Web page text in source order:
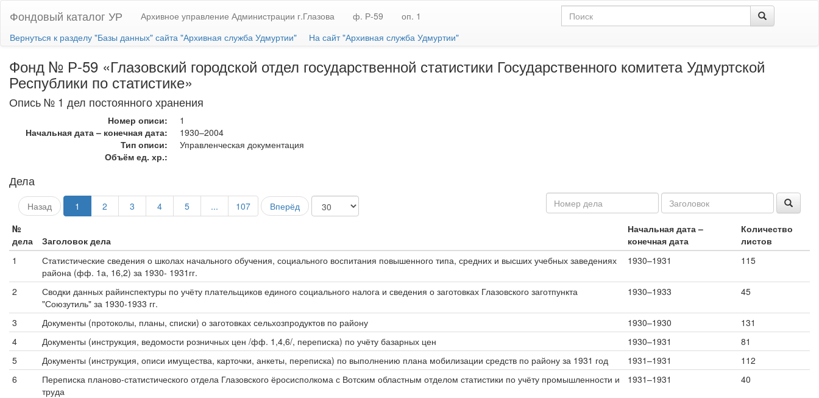
Фондовый каталог УР Архивное управление Администрации г.Глазова ф. Р-59
оп. 1
Вернуться к разделу "Базы данных" сайта "Архивная служба Удмуртии"
На сайт "Архивная служба Удмуртии"
Фонд № Р-59 «Глазовский городской отдел государственной статистики Государственного комитета Удмуртской
Республики по статистике»
Опись № 1 дел постоянного хранения
Номер описи:
1
Начальная дата – конечная дата:
1930–2004
Тип описи:
Управленческая документация
Объём ед. хр.:
Дела
Назад 1 2 3 4 5 ... 107
Вперёд
№
дела
Заголовок дела
Начальная дата –
конечная дата
Количество
листов
1
Статистические сведения о школах начального обучения, социального воспитания повышенного типа, средних и высших учебных заведениях
района (фф. 1а, 16,2) за 1930- 1931гг.
1930–1931 115
2
Сводки данных райинспектуры по учёту плательщиков единого социального налога и сведения о заготовках Глазовского заготпункта
"Союзутиль" за 1930-1933 гг.
1930–1933 45
3 Документы (протоколы, планы, списки) о заготовках сельхозпродуктов по району 1930–1930
131
4
Документы (инструкция, ведомости розничных цен /фф. 1,4,6/, переписка) по учёту базарных цен 1930–1931
81
5
Документы (инструкция, описи имущества, карточки, анкеты, переписка) по выполнению плана мобилизации средств по району за 1931 год 1931–1931
112
6
Переписка планово-статистического отдела Глазовского ёросисполкома с Вотским областным отделом статистики по учёту промышленности и
труда
1931–1931 40